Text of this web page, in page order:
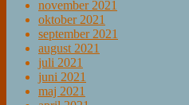
november 2021
oktober 2021
september 2021
august 2021
juli 2021
juni 2021
maj 2021